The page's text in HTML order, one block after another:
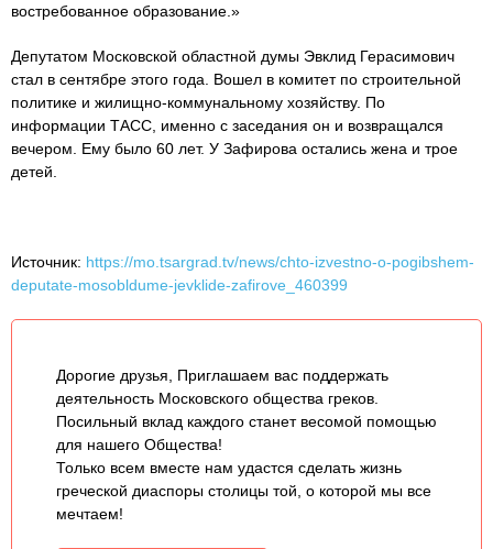
востребованное образование.»
Депутатом Московской областной думы Эвклид Герасимович
стал в сентябре этого года. Вошел в комитет по строительной
политике и жилищно-коммунальному хозяйству. По
информации ТАСС, именно с заседания он и возвращался
вечером. Ему было 60 лет. У Зафирова остались жена и трое
детей.
Источник: https://mo.tsargrad.tv/news/chto-izvestno-o-pogibshem-
deputate-mosobldume-jevklide-zafirove_460399
Дорогие друзья, Приглашаем вас поддержать
деятельность Московского общества греков.
Посильный вклад каждого станет весомой помощью
для нашего Общества!
Только всем вместе нам удастся сделать жизнь
греческой диаспоры столицы той, о которой мы все
мечтаем!